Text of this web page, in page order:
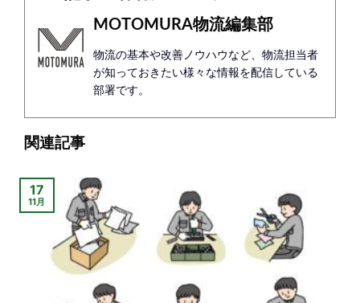
MOTOMURA物流編集部
物流の基本や改善ノウハウなど、物流担当者
が知っておきたい様々な情報を配信している
部署です。
関連記事
17
11月